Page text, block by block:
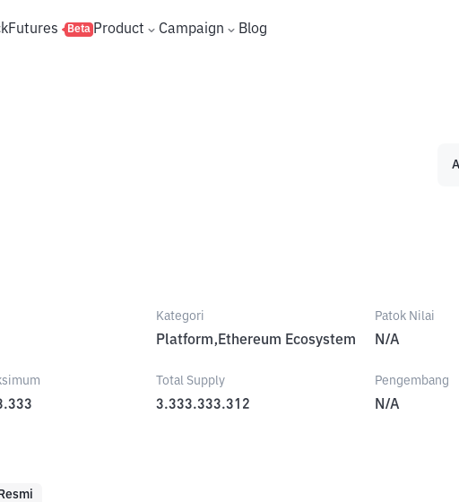
Futures Beta Product Campaign Blog
Kategori
Platform,Ethereum Ecosystem
Patok Nilai
N/A
Total Supply
3.333.333.312
Pengembang
N/A